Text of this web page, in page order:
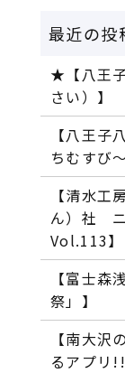
★【八王
さい）】
【八王子
ちむすび～
【清水工
ん）社
Vol.113】
【富士森
祭」】
【南大沢
るアプリ!!